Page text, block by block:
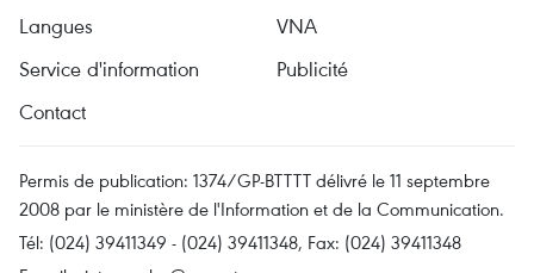
Langues
VNA
Service d'information
Publicité
Contact
Permis de publication: 1374/GP-BTTTT délivré le 11 septembre
2008 par le ministère de l'Information et de la Communication.
Tél: (024) 39411349 - (024) 39411348, Fax: (024) 39411348